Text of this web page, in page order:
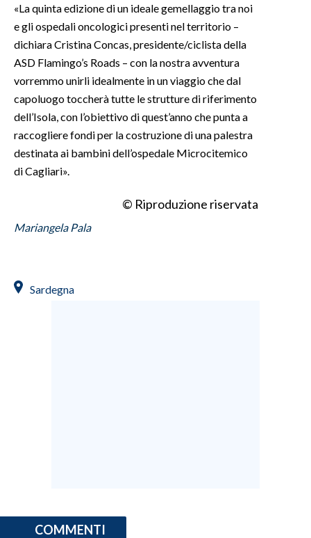
STORE
«La quinta edizione di un ideale gemellaggio tra noi
e gli ospedali oncologici presenti nel territorio –
dichiara Cristina Concas, presidente/ciclista della
ASD Flamingo’s Roads – con la nostra avventura
vorremmo unirli idealmente in un viaggio che dal
capoluogo toccherà tutte le strutture di riferimento
dell’Isola, con l’obiettivo di quest’anno che punta a
raccogliere fondi per la costruzione di una palestra
destinata ai bambini dell’ospedale Microcitemico
di Cagliari».
© Riproduzione riservata
Mariangela Pala
Sardegna
COMMENTI